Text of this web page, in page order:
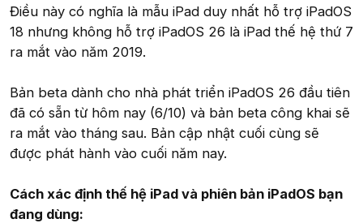
Điều này có nghĩa là mẫu iPad duy nhất hỗ trợ iPadOS
18 nhưng không hỗ trợ iPadOS 26 là iPad thế hệ thứ 7
ra mắt vào năm 2019.
Bản beta dành cho nhà phát triển iPadOS 26 đầu tiên
đã có sẵn từ hôm nay (6/10) và bản beta công khai sẽ
ra mắt vào tháng sau. Bản cập nhật cuối cùng sẽ
được phát hành vào cuối năm nay.
Cách xác định thế hệ iPad và phiên bản iPadOS bạn
đang dùng: